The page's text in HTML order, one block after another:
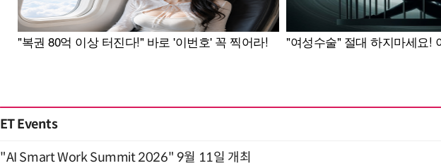
ET Events
"AI Smart Work Summit 2026" 9월 11일 개최